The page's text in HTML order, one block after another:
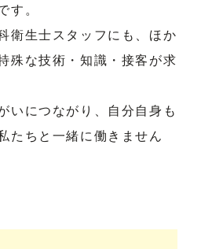
す。
衛生士スタッフにも、ほか
殊な技術・知識・接客が求
いにつながり、自分自身も
たちと一緒に働きません